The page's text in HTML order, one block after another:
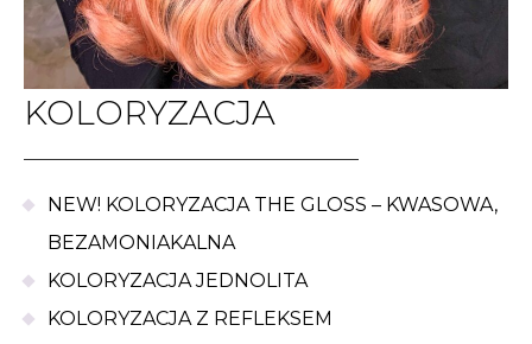
KOLORYZACJA
NEW! KOLORYZACJA THE GLOSS – KWASOWA,
BEZAMONIAKALNA
KOLORYZACJA JEDNOLITA
KOLORYZACJA Z REFLEKSEM